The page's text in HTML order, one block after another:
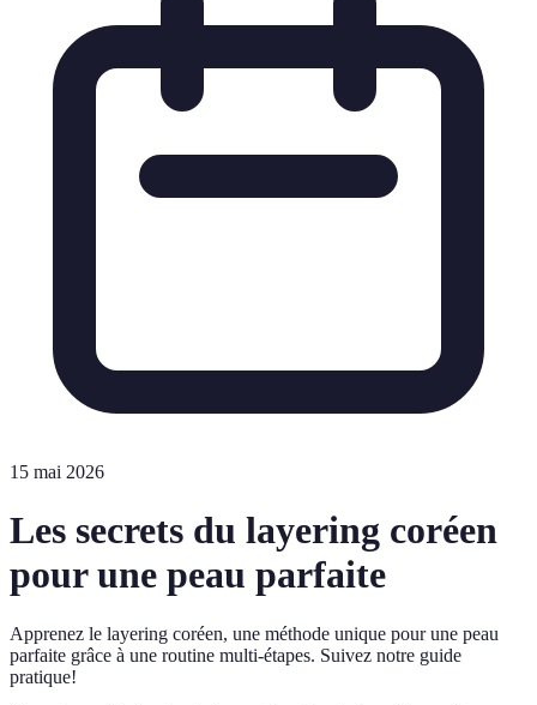
15 mai 2026
Les secrets du layering coréen
pour une peau parfaite
Apprenez le layering coréen, une méthode unique pour une peau
parfaite grâce à une routine multi-étapes. Suivez notre guide
pratique!